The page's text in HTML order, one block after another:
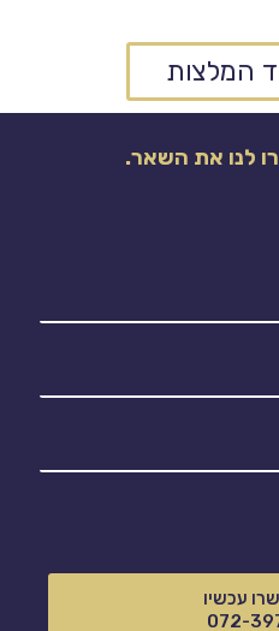
המלצות
לנו את השאר.
עכשיו
072-